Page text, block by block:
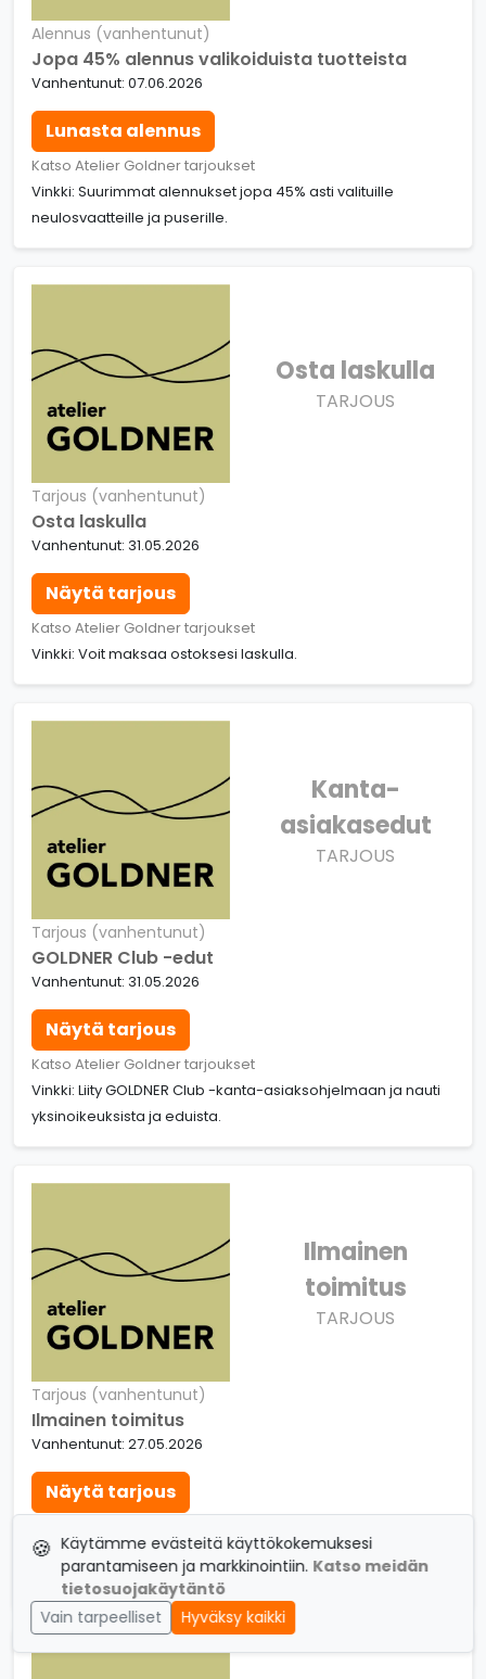
🍪 Käytämme evästeitä käyttökokemuksesi
parantamiseen ja markkinointiin. Katso meidän
tietosuojakäytäntö
Vain tarpeelliset
Hyväksy kaikki
Alennus (vanhentunut)
Jopa 45% alennus valikoiduista tuotteista
Vanhentunut: 07.06.2026
Lunasta alennus
Katso Atelier Goldner tarjoukset
Vinkki: Suurimmat alennukset jopa 45% asti valituille
neulosvaatteille ja puserille.
Osta laskulla
TARJOUS
Tarjous (vanhentunut)
Osta laskulla
Vanhentunut: 31.05.2026
Näytä tarjous
Katso Atelier Goldner tarjoukset
Vinkki: Voit maksaa ostoksesi laskulla.
Kanta-
asiakasedut
TARJOUS
Tarjous (vanhentunut)
GOLDNER Club -edut
Vanhentunut: 31.05.2026
Näytä tarjous
Katso Atelier Goldner tarjoukset
Vinkki: Liity GOLDNER Club -kanta-asiaksohjelmaan ja nauti
yksinoikeuksista ja eduista.
Ilmainen
toimitus
TARJOUS
Tarjous (vanhentunut)
Ilmainen toimitus
Vanhentunut: 27.05.2026
Näytä tarjous
Vinkki: Tilaa verkkokaupasta ja nauti ilmaisesta
toiminnuksesta.